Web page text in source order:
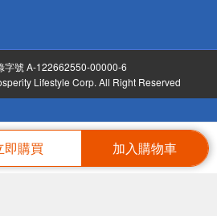
即購買 加入購物車
字號 A-122662550-00000-6
Lifestyle Corp. All Right Reserved